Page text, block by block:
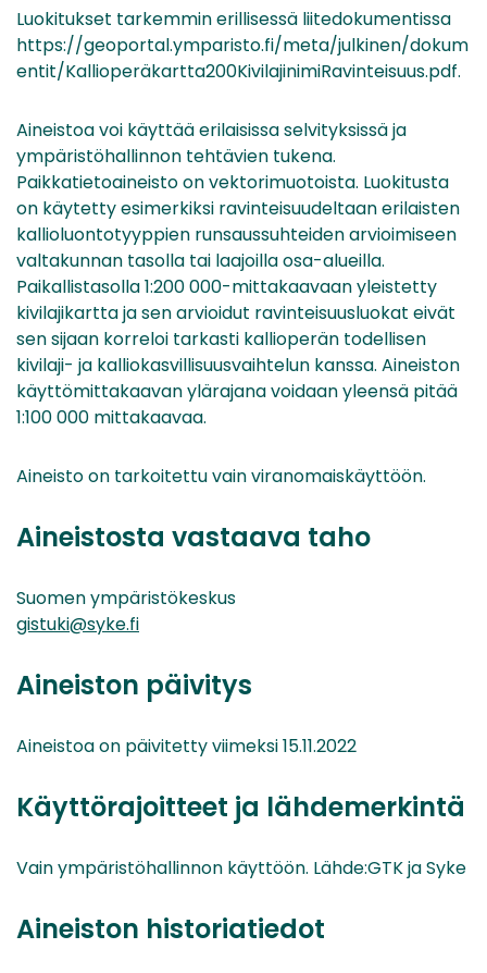
Luokitukset tarkemmin erillisessä liitedokumentissa
https://geoportal.ymparisto.fi/meta/julkinen/dokum
entit/Kallioperäkartta200KivilajinimiRavinteisuus.pdf.
Aineistoa voi käyttää erilaisissa selvityksissä ja
ympäristöhallinnon tehtävien tukena.
Paikkatietoaineisto on vektorimuotoista. Luokitusta
on käytetty esimerkiksi ravinteisuudeltaan erilaisten
kallioluontotyyppien runsaussuhteiden arvioimiseen
valtakunnan tasolla tai laajoilla osa-alueilla.
Paikallistasolla 1:200 000-mittakaavaan yleistetty
kivilajikartta ja sen arvioidut ravinteisuusluokat eivät
sen sijaan korreloi tarkasti kallioperän todellisen
kivilaji- ja kalliokasvillisuusvaihtelun kanssa. Aineiston
käyttömittakaavan ylärajana voidaan yleensä pitää
1:100 000 mittakaavaa.
Aineisto on tarkoitettu vain viranomaiskäyttöön.
Aineistosta vastaava taho
Suomen ympäristökeskus
gistuki@syke.fi
Aineiston päivitys
Aineistoa on päivitetty viimeksi 15.11.2022
Käyttörajoitteet ja lähdemerkintä
Vain ympäristöhallinnon käyttöön. Lähde:GTK ja Syke
Aineiston historiatiedot